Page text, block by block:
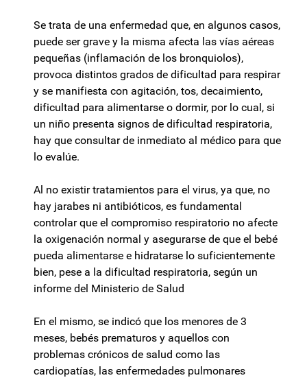
Se trata de una enfermedad que, en algunos casos,
puede ser grave y la misma afecta las vías aéreas
pequeñas (inflamación de los bronquiolos),
provoca distintos grados de dificultad para respirar
y se manifiesta con agitación, tos, decaimiento,
dificultad para alimentarse o dormir, por lo cual, si
un niño presenta signos de dificultad respiratoria,
hay que consultar de inmediato al médico para que
lo evalúe.
Al no existir tratamientos para el virus, ya que, no
hay jarabes ni antibióticos, es fundamental
controlar que el compromiso respiratorio no afecte
la oxigenación normal y asegurarse de que el bebé
pueda alimentarse e hidratarse lo suficientemente
bien, pese a la dificultad respiratoria, según un
informe del Ministerio de Salud
En el mismo, se indicó que los menores de 3
meses, bebés prematuros y aquellos con
problemas crónicos de salud como las
cardiopatías, las enfermedades pulmonares